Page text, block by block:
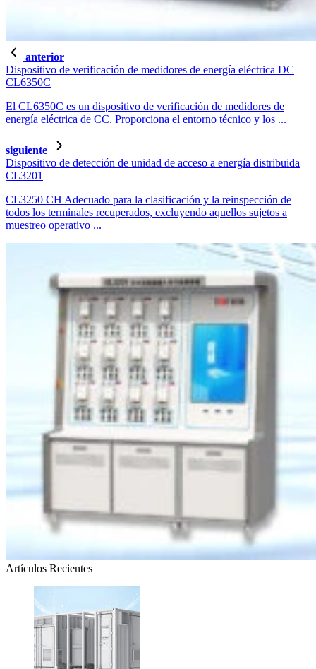
anterior
Dispositivo de verificación de medidores de energía eléctrica DC
CL6350C
El CL6350C es un dispositivo de verificación de medidores de
energía eléctrica de CC. Proporciona el entorno técnico y los ...
siguiente
Dispositivo de detección de unidad de acceso a energía distribuida
CL3201
CL3250 CH Adecuado para la clasificación y la reinspección de
todos los terminales recuperados, excluyendo aquellos sujetos a
muestreo operativo ...
Artículos Recientes